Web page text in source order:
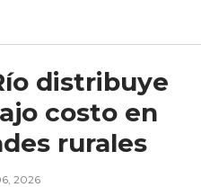
distribuye
costo en
rurales
2026